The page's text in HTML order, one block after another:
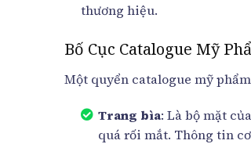
thương hiệu.
Bố Cục Catalogue Mỹ
Một quyển catalogue mỹ
Trang bìa: Là bộ mặt
quá rối mắt. Thông tin